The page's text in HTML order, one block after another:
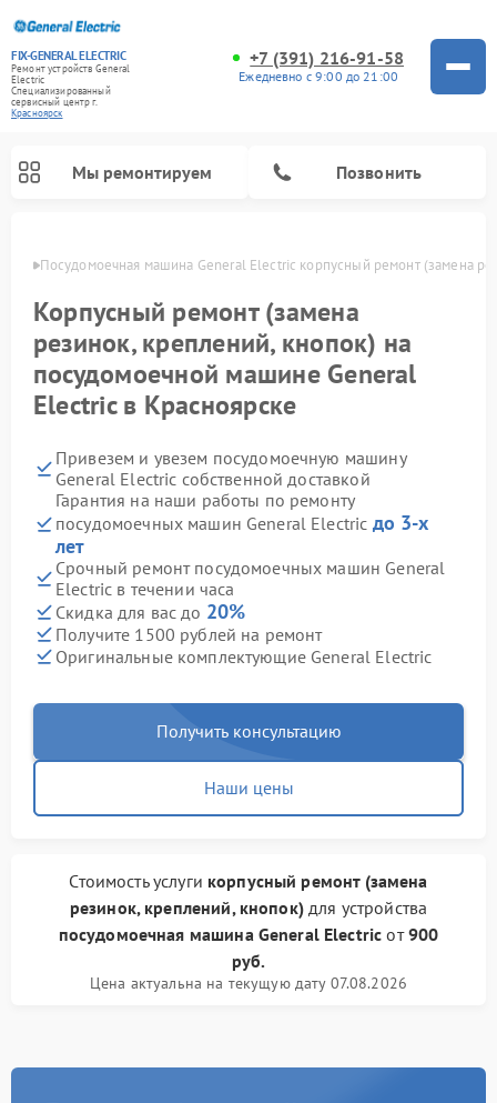
FIX-GENERAL ELECTRIC
Ремонт устройств General
Electric
Специализированный
cервисный центр г.
Красноярск
+7 (391) 216-91-58
Ежедневно с 9:00 до 21:00
Мы ремонтируем Позвонить
Посудомоечная машина General Electric корпусный ремонт (замена
Корпусный ремонт (замена
резинок, креплений, кнопок) на
посудомоечной машине General
Electric в Красноярске
Привезем и увезем посудомоечную машину
General Electric собственной доставкой
Гарантия на наши работы по ремонту
посудомоечных машин General Electric до 3-х
лет
Срочный ремонт посудомоечных машин General
Electric в течении часа
Скидка для вас до 20%
Получите 1500 рублей на ремонт
Оригинальные комплектующие General Electric
Получить консультацию
Наши цены
Стоимость услуги корпусный ремонт (замена
резинок, креплений, кнопок)для устройства
посудомоечная машина General Electric от900
руб.
Цена актуальна на текущую дату 07.08.2026